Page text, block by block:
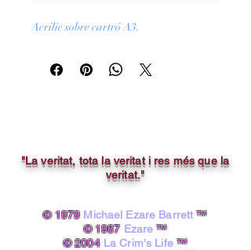
Acrílic sobre cartró A3.
"La veritat, tota la veritat i res més que la
veritat."
© 1979 Michael Ezare Barrett ™
© 1987 Ezare ™
© 2004 La Crim's Life ™